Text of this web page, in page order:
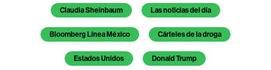
Temas de este artículo
Claudia Sheinbaum Las noticias del día
Bloomberg Línea México Cárteles de la droga
Estados Unidos Donald Trump